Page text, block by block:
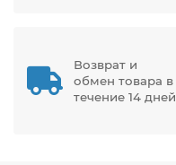
Возврат и
обмен товара в
течение 14 дней